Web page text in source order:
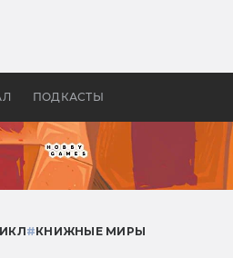
ПОДКАСТЫ
колец»
#КНИЖНЫЕ МИРЫ